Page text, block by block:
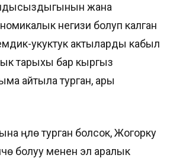
жана
негизи болуп калган
укуктук актыларды кабыл
тарыхы бар кыргыз
айтыла турган, ары
үңүлө турган болсок, Жогорку
болуу менен эл аралык